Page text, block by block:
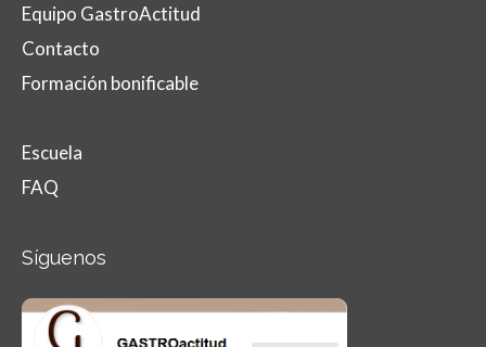
Equipo GastroActitud
Contacto
Formación bonificable
Escuela
FAQ
Síguenos